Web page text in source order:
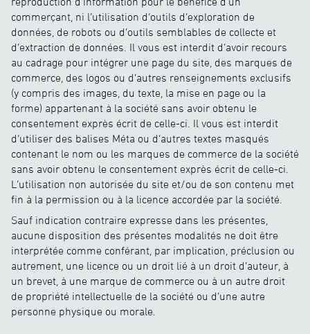
commerçant, ni l’utilisation d’outils d’exploration de
données, de robots ou d’outils semblables de collecte et
d’extraction de données. Il vous est interdit d’avoir recours
au cadrage pour intégrer une page du site, des marques de
commerce, des logos ou d’autres renseignements exclusifs
(y compris des images, du texte, la mise en page ou la
forme) appartenant à la société sans avoir obtenu le
consentement exprès écrit de celle-ci. Il vous est interdit
d’utiliser des balises Méta ou d’autres textes masqués
contenant le nom ou les marques de commerce de la société
sans avoir obtenu le consentement exprès écrit de celle-ci.
L’utilisation non autorisée du site et/ou de son contenu met
fin à la permission ou à la licence accordée par la société.
Sauf indication contraire expresse dans les présentes,
aucune disposition des présentes modalités ne doit être
interprétée comme conférant, par implication, préclusion ou
autrement, une licence ou un droit lié à un droit d’auteur, à
un brevet, à une marque de commerce ou à un autre droit
de propriété intellectuelle de la société ou d’une autre
personne physique ou morale.